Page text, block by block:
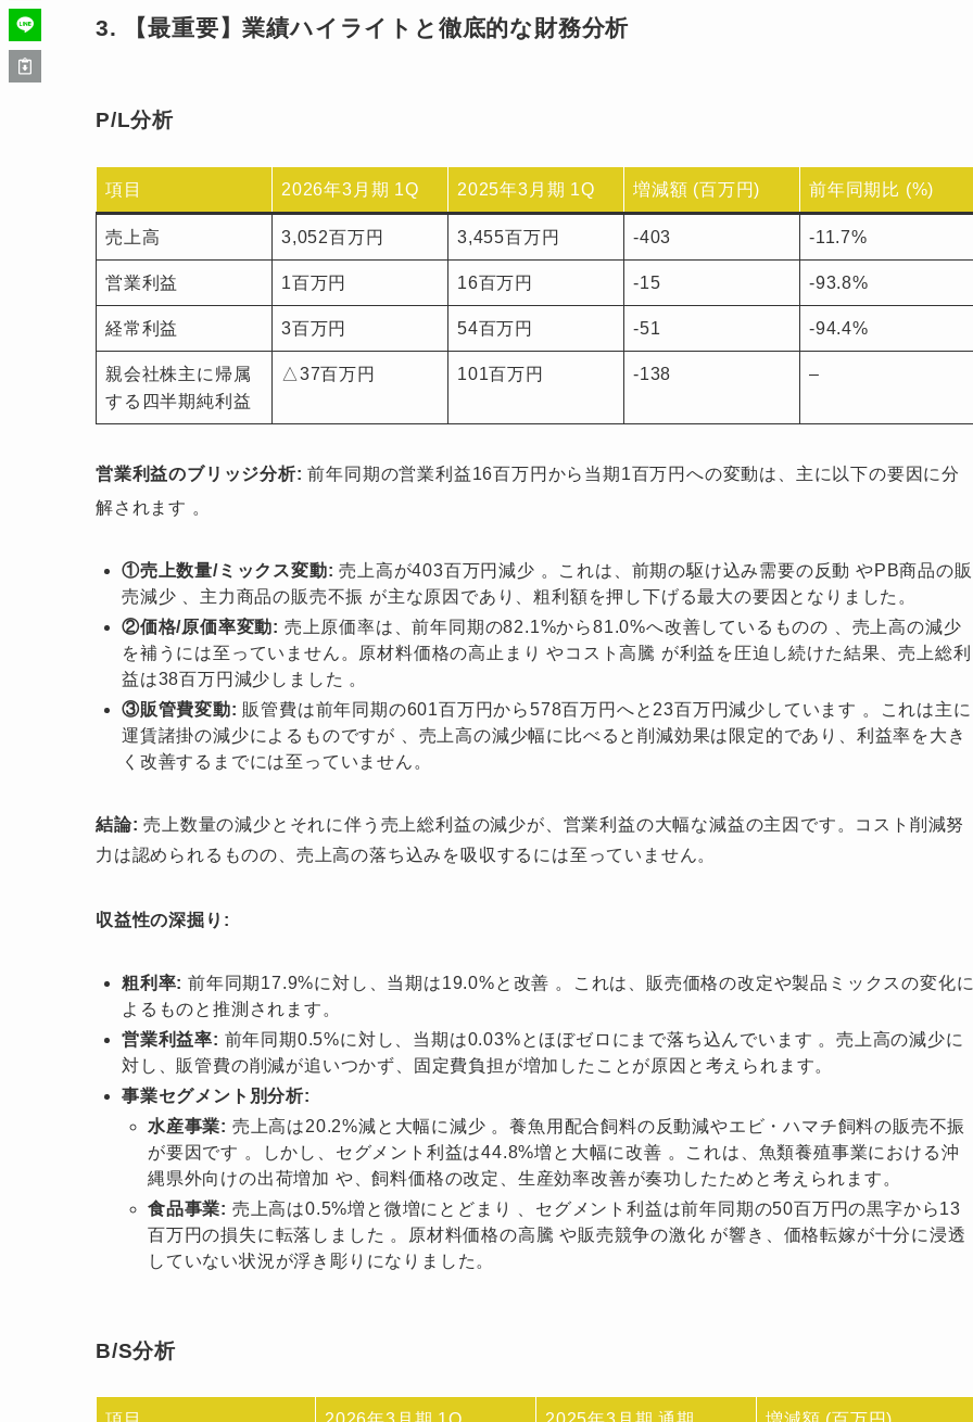
3. 【最重要】業績ハイライトと徹底的な財務分析
P/L分析
項目 2026年3月期 1Q 2025年3月期 1Q 増減額 (百万円) 前年同期比 (%)
売上高 3,052百万円 3,455百万円 -403 -11.7%
営業利益 1百万円 16百万円 -15 -93.8%
経常利益 3百万円 54百万円 -51 -94.4%
親会社株主に帰属
する四半期純利益
△37百万円 101百万円 -138 –
営業利益のブリッジ分析: 前年同期の営業利益16百万円から当期1百万円への変動は、主に以下の要因に分
解されます 。
①売上数量/ミックス変動: 売上高が403百万円減少 。これは、前期の駆け込み需要の反動 やPB商品の販
売減少 、主力商品の販売不振 が主な原因であり、粗利額を押し下げる最大の要因となりました。
②価格/原価率変動: 売上原価率は、前年同期の82.1%から81.0%へ改善しているものの 、売上高の減少
を補うには至っていません。原材料価格の高止まり やコスト高騰 が利益を圧迫し続けた結果、売上総利
益は38百万円減少しました 。
③販管費変動: 販管費は前年同期の601百万円から578百万円へと23百万円減少しています 。これは主に
運賃諸掛の減少によるものですが 、売上高の減少幅に比べると削減効果は限定的であり、利益率を大き
く改善するまでには至っていません。
結論: 売上数量の減少とそれに伴う売上総利益の減少が、営業利益の大幅な減益の主因です。コスト削減努
力は認められるものの、売上高の落ち込みを吸収するには至っていません。
収益性の深掘り:
粗利率: 前年同期17.9%に対し、当期は19.0%と改善 。これは、販売価格の改定や製品ミックスの変化
よるものと推測されます。
営業利益率: 前年同期0.5%に対し、当期は0.03%とほぼゼロにまで落ち込んでいます 。売上高の減少に
対し、販管費の削減が追いつかず、固定費負担が増加したことが原因と考えられます。
事業セグメント別分析:
水産事業: 売上高は20.2%減と大幅に減少 。養魚用配合飼料の反動減やエビ・ハマチ飼料の販売不振
が要因です 。しかし、セグメント利益は44.8%増と大幅に改善 。これは、魚類養殖事業における沖
縄県外向けの出荷増加 や、飼料価格の改定、生産効率改善が奏功したためと考えられます。
食品事業: 売上高は0.5%増と微増にとどまり 、セグメント利益は前年同期の50百万円の黒字から13
百万円の損失に転落しました 。原材料価格の高騰 や販売競争の激化 が響き、価格転嫁が十分に浸透
していない状況が浮き彫りになりました。
B/S分析